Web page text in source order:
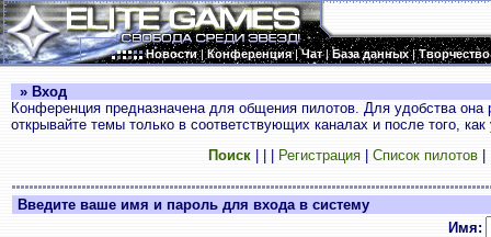
Новости|Конференция|Чат|База данных|Творчество
» Вход
Конференция предназначена для общения пилотов. Для удобства
открывайте темы только в соответствующих каналах и после того,
Поиск
Регистрация Список пилотов
Введите ваше имя и пароль для входа в систему
Имя: